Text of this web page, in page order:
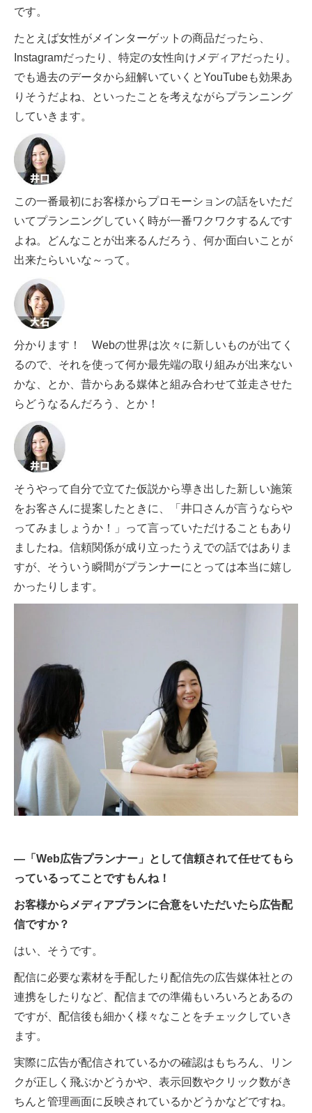
です。
たとえば女性がメインターゲットの商品だったら、
Instagramだったり、特定の女性向けメディアだったり。
でも過去のデータから紐解いていくとYouTubeも効果あ
りそうだよね、といったことを考えながらプランニング
していきます。
この一番最初にお客様からプロモーションの話をいただ
いてプランニングしていく時が一番ワクワクするんです
よね。どんなことが出来るんだろう、何か面白いことが
出来たらいいな～って。
分かります！ Webの世界は次々に新しいものが出てく
るので、それを使って何か最先端の取り組みが出来ない
かな、とか、昔からある媒体と組み合わせて並走させた
らどうなるんだろう、とか！
そうやって自分で立てた仮説から導き出した新しい施策
をお客さんに提案したときに、「井口さんが言うならや
ってみましょうか！」って言っていただけることもあり
ましたね。信頼関係が成り立ったうえでの話ではありま
すが、そういう瞬間がプランナーにとっては本当に嬉し
かったりします。
―「Web広告プランナー」として信頼されて任せてもら
っているってことですもんね！
お客様からメディアプランに合意をいただいたら広告配
信ですか？
はい、そうです。
配信に必要な素材を手配したり配信先の広告媒体社との
連携をしたりなど、配信までの準備もいろいろとあるの
ですが、配信後も細かく様々なことをチェックしていき
ます。
実際に広告が配信されているかの確認はもちろん、リン
クが正しく飛ぶかどうかや、表示回数やクリック数がき
ちんと管理画面に反映されているかどうかなどですね。